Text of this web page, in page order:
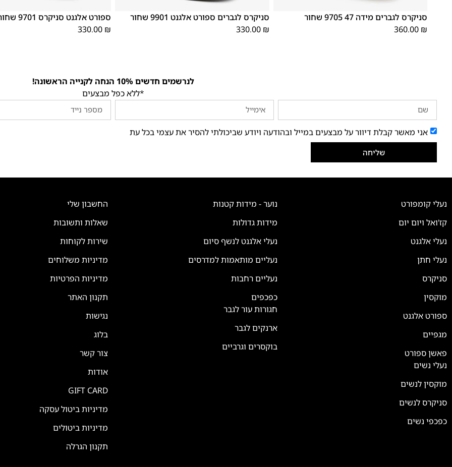
סניקרס לגברים מידה 47 9705 שחור
360.00 ₪
סניקרס לגברים ספורט אלגנט 9901 שחור
330.00 ₪
ספורט אלגנט סניקרס 9701 שחור
330.00 ₪
לנרשמים חדשים 10% הנחה לקנייה הראשונה!
*ללא כפל מבצעים
אני מאשר קבלת דיוור על מבצעים במייל ובהודעה ויודע שביכולתי להסיר את עצמי בכל עת
שליחה
נעלי קומפורט
קז'ואל ויום יום
נעלי אלגנט
נעלי חתן
סניקרס
מוקסין
ספורט אלגנט
מגפיים
פאשן ספורט
נעלי נשים
מוקסין לנשים
סניקרס לנשים
כפכפי נשים
נוער - מידות קטנות
מידות גדולות
נעלי אלגנט לנשף סיום
נעליים מותאמות למדרסים
נעליים רחבות
כפכפים
חגורות עור לגבר
ארנקים לגבר
בוקסרים וגרביים
החשבון שלי
שאלות ותשובות
שירות לקוחות
מדיניות משלוחים
מדיניות הפרטיות
תקנון האתר
נגישות
בלוג
צור קשר
אודות
GIFT CARD
מדיניות ביטול עסקה
מדיניות ביטולים
תקנון הגרלה
💬